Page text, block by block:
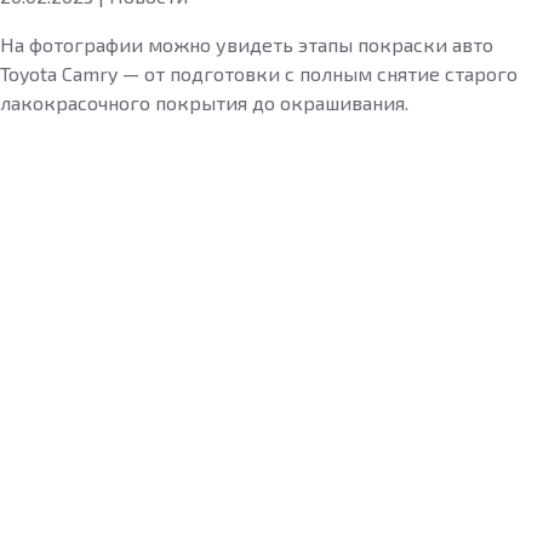
На фотографии можно увидеть этапы покраски авто
Toyota Camry — от подготовки с полным снятие старого
лакокрасочного покрытия до окрашивания.